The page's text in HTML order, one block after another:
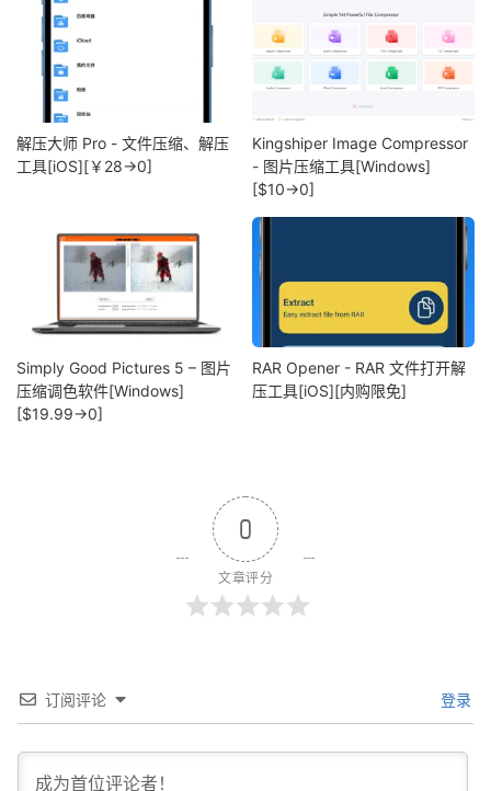
解压大师 Pro - 文件压缩、解压
工具[iOS][￥28→0]
Kingshiper Image Compressor
- 图片压缩工具[Windows]
[$10→0]
Simply Good Pictures 5 – 图片
压缩调色软件[Windows]
[$19.99→0]
RAR Opener - RAR 文件打开解
压工具[iOS][内购限免]
0
文章评分
订阅评论 登录